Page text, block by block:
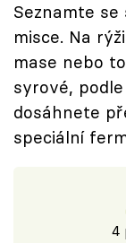
Sledujte
Přihlášení
Sledujte nás
Seznamte se
misce. Na
mase nebo
syrové,
dosáhnete
speciální
4